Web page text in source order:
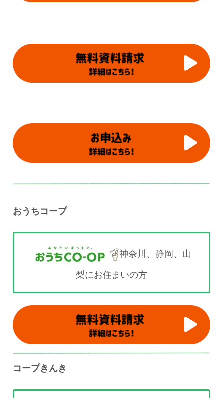
おうちコープ
神奈川、静岡、山
梨にお住まいの方
コープきんき